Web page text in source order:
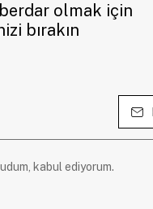
olmak için
bırakın
kabul ediyorum.